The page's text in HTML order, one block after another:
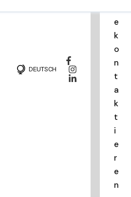
DEUTSCH
e
k
o
n
t
a
k
t
i
e
r
e
n